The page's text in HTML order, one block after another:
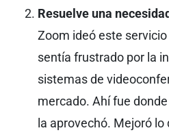
Resuelve una
Zoom ideó este
sentía frustrado por la
sistemas de
mercado. Ahí fue
la aprovechó. Mejoró